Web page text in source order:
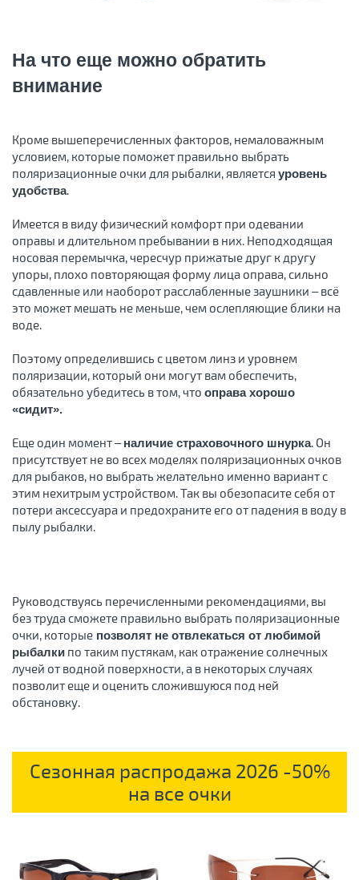
На что еще можно обратить
внимание
Кроме вышеперечисленных факторов, немаловажным
условием, которые поможет правильно выбрать
поляризационные очки для рыбалки, является уровень
удобства.
Имеется в виду физический комфорт при одевании
оправы и длительном пребывании в них. Неподходящая
носовая перемычка, чересчур прижатые друг к другу
упоры, плохо повторяющая форму лица оправа, сильно
сдавленные или наоборот расслабленные заушники – всё
это может мешать не меньше, чем ослепляющие блики на
воде.
Поэтому определившись с цветом линз и уровнем
поляризации, который они могут вам обеспечить,
обязательно убедитесь в том, что оправа хорошо
«сидит».
Еще один момент –наличие страховочного шнурка. Он
присутствует не во всех моделях поляризационных очков
для рыбаков, но выбрать желательно именно вариант с
этим нехитрым устройством. Так вы обезопасите себя от
потери аксессуара и предохраните его от падения в воду в
пылу рыбалки.
Руководствуясь перечисленными рекомендациями, вы
без труда сможете правильно выбрать поляризационные
очки, которые позволят не отвлекаться от любимой
рыбалки по таким пустякам, как отражение солнечных
лучей от водной поверхности, а в некоторых случаях
позволит еще и оценить сложившуюся под ней
обстановку.
Сезонная распродажа 2026 -50%
на все очки